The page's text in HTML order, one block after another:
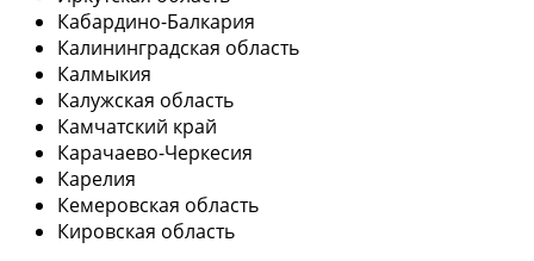
Кабардино-Балкария
Калининградская область
Калмыкия
Калужская область
Камчатский край
Карачаево-Черкесия
Карелия
Кемеровская область
Кировская область